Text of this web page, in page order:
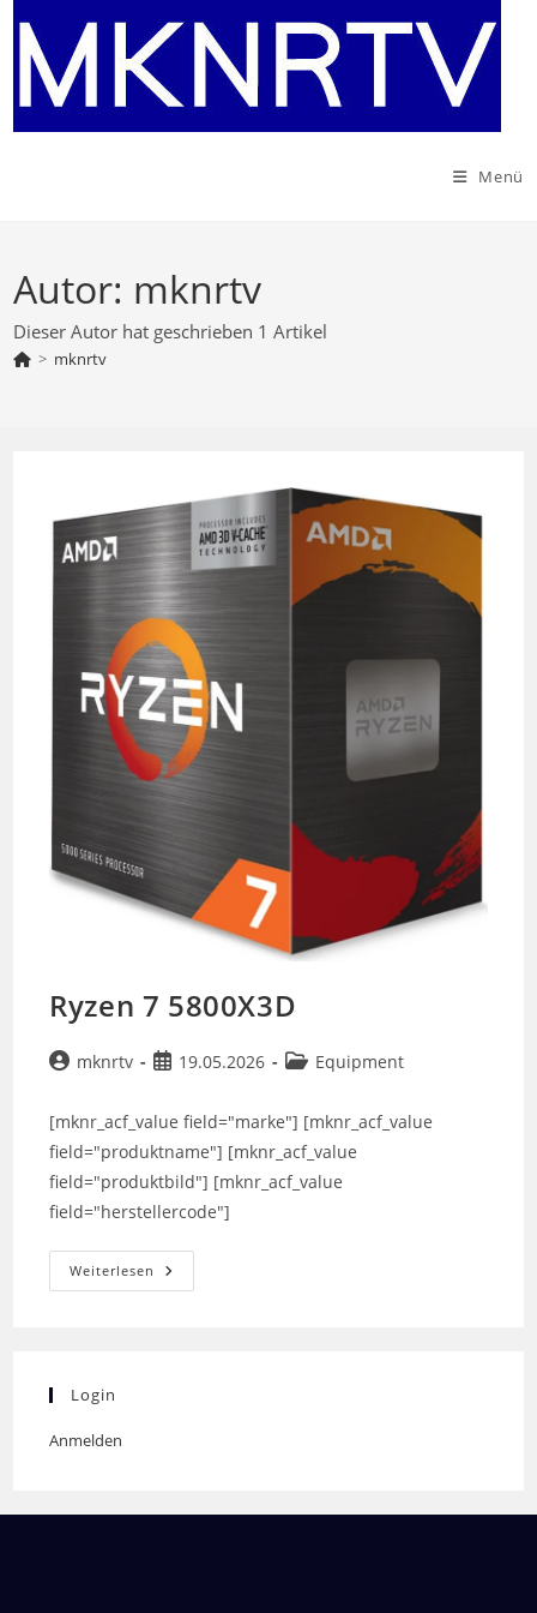
Zum
Inhalt
springen
Menü
Autor: mknrtv
Dieser Autor hat geschrieben 1 Artikel
> mknrtv
Ryzen 7 5800X3D
Beitrags-
mknrtv
Beitrag19.05.2026
Beitrags-
Equipment
[mknr_acf_value field="marke"] [mknr_acf_value
field="produktname"] [mknr_acf_value
field="produktbild"] [mknr_acf_value
field="herstellercode"]
Weiterlesen Ryzen
7
Login
Anmelden